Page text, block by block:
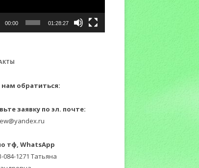
00:00 01:28:27
нам обратиться:
заявку по эл. почте:
тф, WhatsApp
084-1271 Татьяна